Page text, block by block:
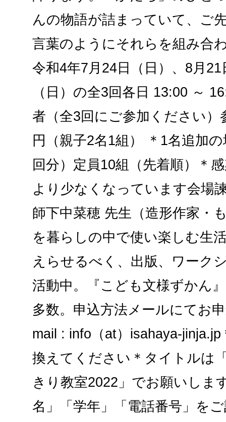
んの物語が詰まっていて、ご
言葉のようにそれらを組み合
令和4年7月24日（日）、8月
（日）の全3回各日 13:00 ～
者（全3回にご参加ください）
円（親子2名1組） ＊1名追加
回分）定員10組（先着順）＊
より少なくなっています会場
師下中菜穂 先生（造形作家・
を暮らしの中で使い楽しむ生
えらせるべく、出版、ワーク
活動中。『こども文様ずかん
多数。申込方法メールにてお
mail : info（at）isahaya-
換えてください＊タイトルは
きり教室2022」でお願いしま
名」「学年」「電話番号」を